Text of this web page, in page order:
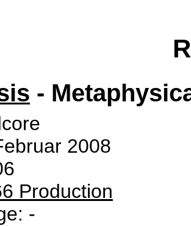
-
2008
Production
-